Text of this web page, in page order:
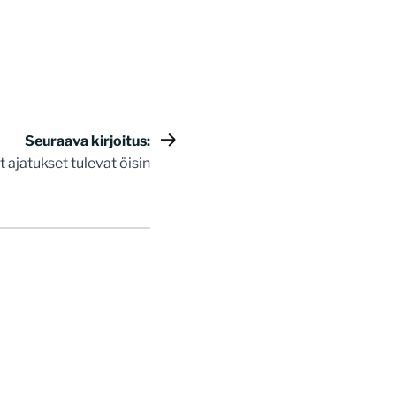
Seuraava kirjoitus:
ajatukset tulevat öisin